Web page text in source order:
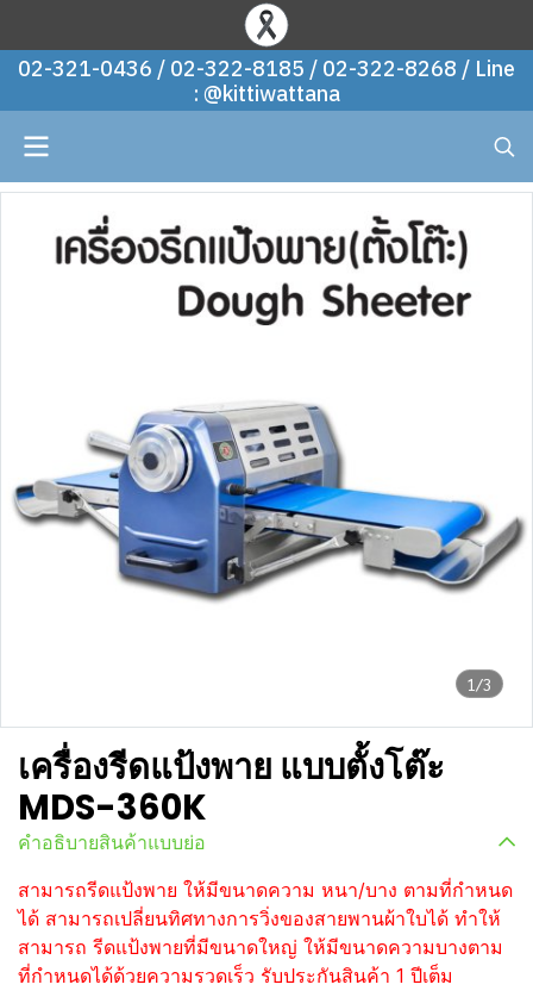
02-321-0436 / 02-322-8185 / 02-322-8268 / Line
: @kittiwattana
1/3
เครื่องรีดแป้งพาย แบบตั้งโต๊ะ
MDS-360K
คำอธิบายสินค้าแบบย่อ
สามารถรีดแป้งพาย ให้มีขนาดความ หนา/บาง ตามที่กำหนด
ได้ สามารถเปลี่ยนทิศทางการวิ่งของสายพานผ้าใบได้ ทำให้
สามารถ รีดแป้งพายที่มีขนาดใหญ่ ให้มีขนาดความบางตาม
ที่กำหนดได้ด้วยความรวดเร็ว รับประกันสินค้า 1 ปีเต็ม